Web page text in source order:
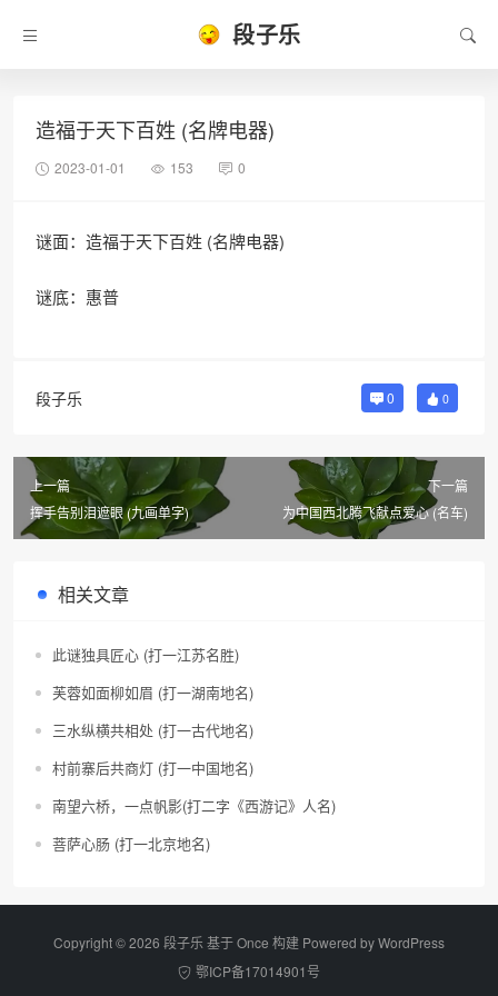
段子乐
造福于天下百姓 (名牌电器)
2023-01-01 153 0
谜面：造福于天下百姓 (名牌电器)
谜底：惠普
段子乐 0 0
上一篇
挥手告别泪遮眼 (九画单字)
下一篇
为中国西北腾飞献点爱心 (名车)
相关文章
此谜独具匠心 (打一江苏名胜)
芙蓉如面柳如眉 (打一湖南地名)
三水纵横共相处 (打一古代地名)
村前寨后共商灯 (打一中国地名)
南望六桥，一点帆影(打二字《西游记》人名)
菩萨心肠 (打一北京地名)
Copyright © 2026 段子乐 基于 Once 构建 Powered byWordPress
鄂ICP备17014901号